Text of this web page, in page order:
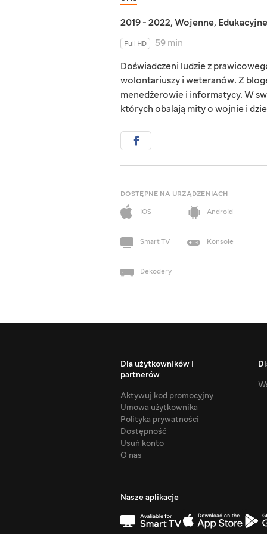
2019 - 2022, Wojenne, Edukacyjne
Full HD
59 min
Doświadczeni ludzie z
wolontariuszy i weteranów. Z
menedżerowie i informatycy. W
których obalają mity o wojnie i
DOSTĘPNE NA URZĄDZENIACH
iOS
Android
Smart TV Konsole
Dekodery
Dla użytkowników i
partnerów
Aktywuj kod promocyjny
Umowa użytkownika
Polityka prywatności
Dostępność
Usuń konto
O nas
Nasze aplikacje